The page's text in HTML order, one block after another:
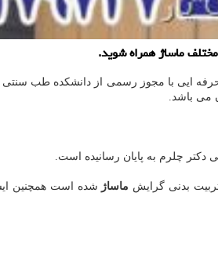
ماساژ همراه شوید.
با مجوز رسمی از دانشکده طب سنتی و
می باشد.
چلرم به پایان رسانیده است.
بدنی گرایش ماساژ شده است همچنین